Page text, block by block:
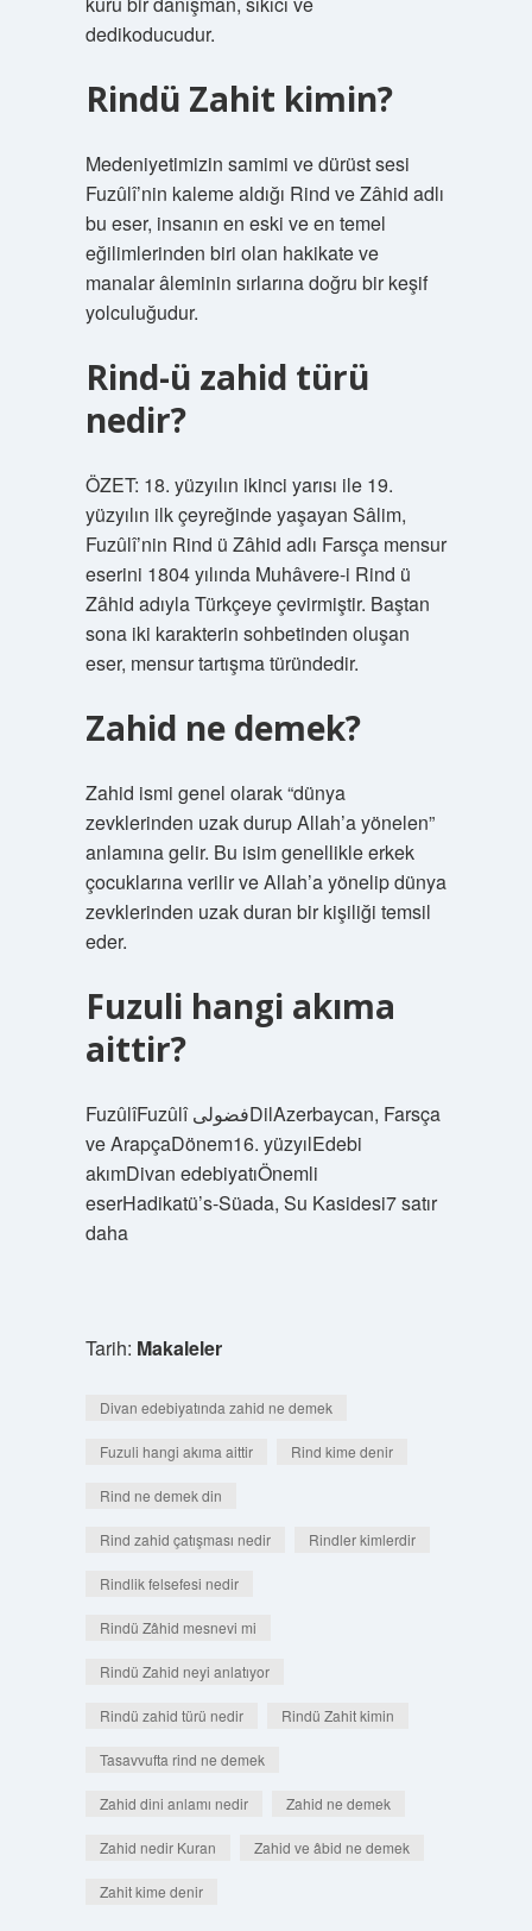
dedikoducudur.
Rindü Zahit kimin?
Medeniyetimizin samimi ve dürüst sesi
Fuzûlî’nin kaleme aldığı Rind ve Zâhid adlı
bu eser, insanın en eski ve en temel
eğilimlerinden biri olan hakikate ve
manalar âleminin sırlarına doğru bir keşif
yolculuğudur.
Rind-ü zahid türü
nedir?
ÖZET: 18. yüzyılın ikinci yarısı ile 19.
yüzyılın ilk çeyreğinde yaşayan Sâlim,
Fuzûlî’nin Rind ü Zâhid adlı Farsça mensur
eserini 1804 yılında Muhâvere-i Rind ü
Zâhid adıyla Türkçeye çevirmiştir. Baştan
sona iki karakterin sohbetinden oluşan
eser, mensur tartışma türündedir.
Zahid ne demek?
Zahid ismi genel olarak “dünya
zevklerinden uzak durup Allah’a yönelen”
anlamına gelir. Bu isim genellikle erkek
çocuklarına verilir ve Allah’a yönelip dünya
zevklerinden uzak duran bir kişiliği temsil
eder.
Fuzuli hangi akıma
aittir?
FuzûlîFuzûlî فضولیDilAzerbaycan, Farsça
ve ArapçaDönem16. yüzyılEdebi
akımDivan edebiyatıÖnemli
eserHadikatü’s-Süada, Su Kasidesi7 satır
daha
Tarih: Makaleler
Divan edebiyatında zahid ne demek
Fuzuli hangi akıma aittir Rind kime denir
Rind ne demek din
Rind zahid çatışması nedir Rindler kimlerdir
Rindlik felsefesi nedir
Rindü Zâhid mesnevi mi
Rindü Zahid neyi anlatıyor
Rindü zahid türü nedir Rindü Zahit kimin
Tasavvufta rind ne demek
Zahid dini anlamı nedir Zahid ne demek
Zahid nedir Kuran Zahid ve âbid ne demek
Zahit kime denir